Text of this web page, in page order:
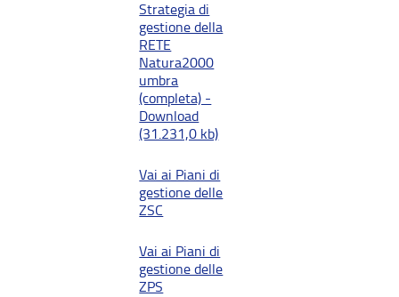
Strategia di
gestione della
RETE
Natura2000
umbra
(completa) -
Download
(31.231,0 kb)
Vai ai Piani di
gestione delle
ZSC
Vai ai Piani di
gestione delle
ZPS